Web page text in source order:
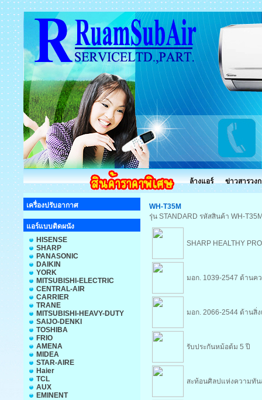
ล้างแอร์ ข่าวสารวง
เครื่องปรับอากาศ
แอร์แบบติดผนัง
HISENSE
SHARP
PANASONIC
DAIKIN
YORK
MITSUBISHI-ELECTRIC
CENTRAL-AIR
CARRIER
TRANE
MITSUBISHI-HEAVY-DUTY
SAIJO-DENKI
TOSHIBA
FRIO
AMENA
MIDEA
STAR-AIRE
Haier
TCL
AUX
EMINENT
WH-T35M
รุ่น STANDARD รหัสสินค้า WH-
SHARP HEALTHY
มอก. 1039-2547 ด้านค
มอก. 2066-2544 ด้านสิ่
รับประกันหม้อต้ม 5 ปี
สะท้อนศิลปแห่งความทั